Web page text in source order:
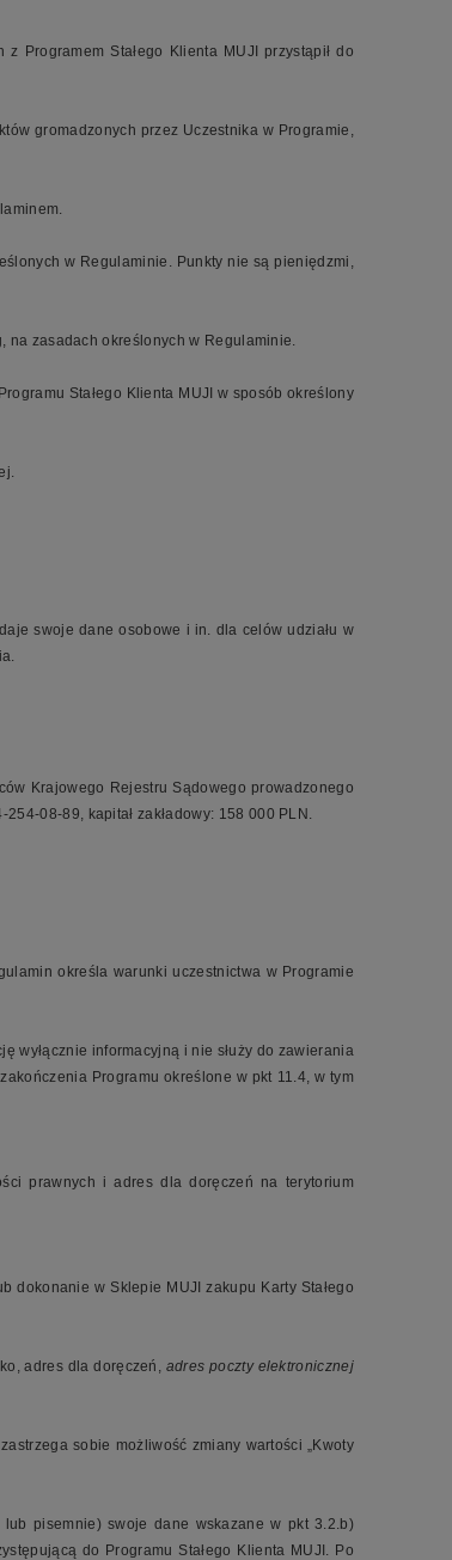
z Programem Stałego Klienta MUJI
przystąpił do
gromadzonych przez Uczestnika w Programie,
w Regulaminie. Punkty nie są pieniędzmi,
na zasadach określonych w Regulaminie.
Stałego Klienta MUJI w sposób określony
swoje dane osobowe i in. dla celów udziału w
Krajowego Rejestru Sądowego prowadzonego
08-89, kapitał zakładowy: 158 000 PLN.
określa warunki uczestnictwa w Programie
wyłącznie informacyjną i nie służy do zawierania
Programu określone w pkt 11.4, w tym
prawnych i adres dla doręczeń na terytorium
dokonanie w Sklepie MUJI zakupu Karty Stałego
adres dla doręczeń, adres poczty elektronicznej
sobie możliwość zmiany wartości „Kwoty
pisemnie) swoje dane wskazane w pkt 3.2.b)
do Programu Stałego Klienta MUJI. Po